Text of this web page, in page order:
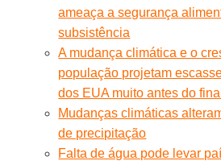
ameaça a segurança
subsistência
A mudança climática e o
população projetam
dos EUA muito antes do
Mudanças climáticas
de precipitação
Falta de água pode levar